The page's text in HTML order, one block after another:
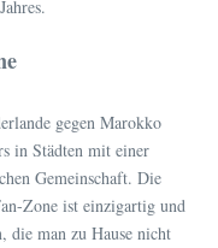
gegen Marokko
in Städten mit einer
Gemeinschaft. Die
Zone ist einzigartig und
die man zu Hause nicht